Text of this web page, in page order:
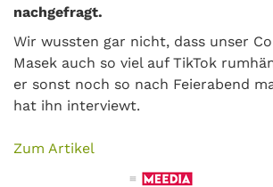
nachgefragt.
Wir wussten gar nicht, dass unser
Masek auch so viel auf TikTok
er sonst noch so nach Feierabend
hat ihn interviewt.
Zum Artikel